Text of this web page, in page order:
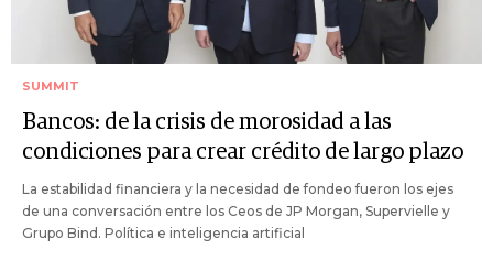
SUMMIT
Bancos: de la crisis de morosidad a las
condiciones para crear crédito de largo plazo
La estabilidad financiera y la necesidad de fondeo fueron los ejes
de una conversación entre los Ceos de JP Morgan, Supervielle y
Grupo Bind. Política e inteligencia artificial